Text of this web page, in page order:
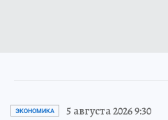
ЭКОНОМИКА 5 августа 2026 9:30